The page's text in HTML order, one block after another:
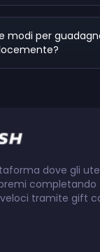
modi per
dove gli
completando
tramite gift